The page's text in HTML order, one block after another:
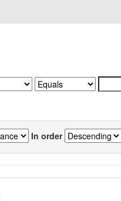
In order